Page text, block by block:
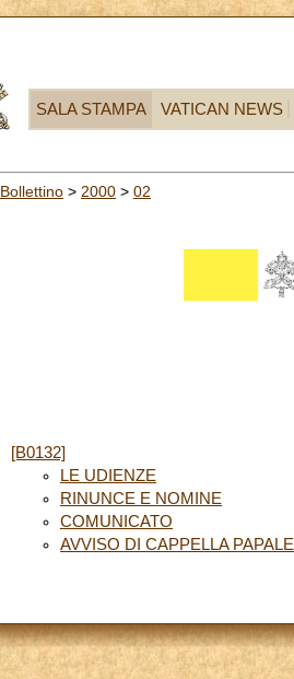
SALA STAMPA VATICAN NEWS
Bollettino > 2000 > 02
[B0132]
LE UDIENZE
RINUNCE E NOMINE
COMUNICATO
AVVISO DI CAPPELLA PAPALE